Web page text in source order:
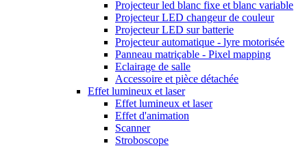
Projecteur led blanc fixe et blanc variable
Projecteur LED changeur de couleur
Projecteur LED sur batterie
Projecteur automatique - lyre motorisée
Panneau matriçable - Pixel mapping
Eclairage de salle
Accessoire et pièce détachée
Effet lumineux et laser
Effet lumineux et laser
Effet d'animation
Scanner
Stroboscope